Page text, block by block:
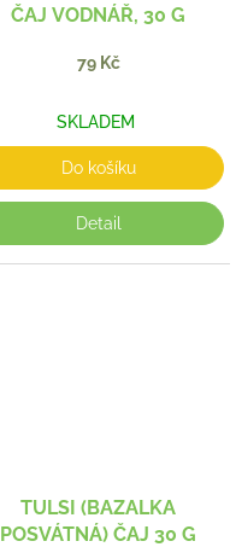
ČAJ VODNÁŘ, 30 G
79 Kč
SKLADEM
Do košíku
Detail
TULSI (BAZALKA
POSVÁTNÁ) ČAJ 30 G